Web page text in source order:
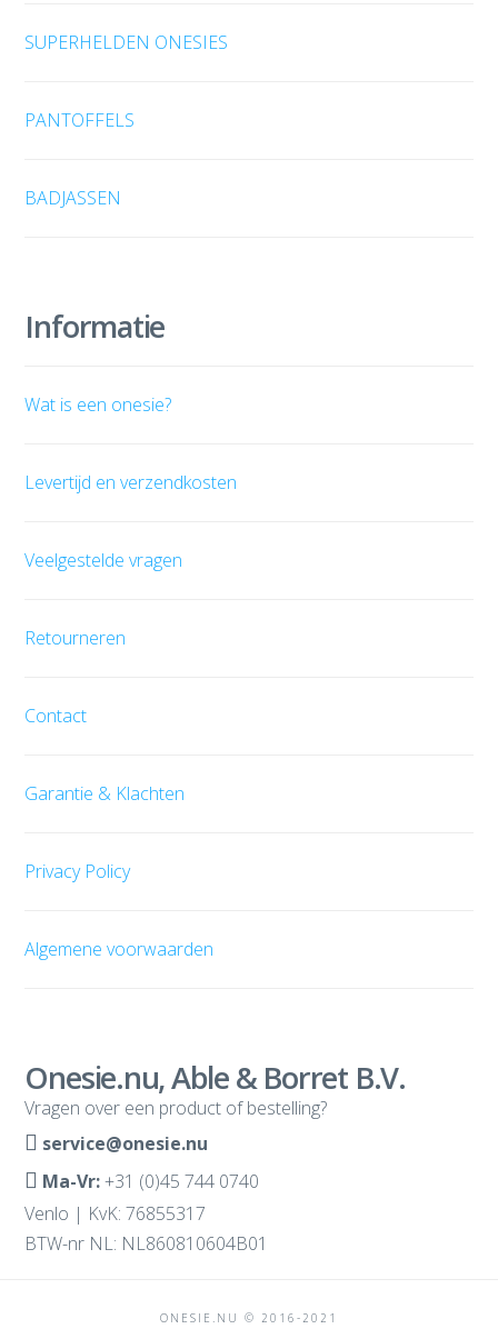
SUPERHELDEN ONESIES
PANTOFFELS
BADJASSEN
Informatie
Wat is een onesie?
Levertijd en verzendkosten
Veelgestelde vragen
Retourneren
Contact
Garantie & Klachten
Privacy Policy
Algemene voorwaarden
Onesie.nu, Able & Borret B.V.
Vragen over een product of bestelling?
service@onesie.nu
Ma-Vr:+31 (0)45 744 0740
Venlo | KvK: 76855317
BTW-nr NL: NL860810604B01
ONESIE.NU © 2016-2021